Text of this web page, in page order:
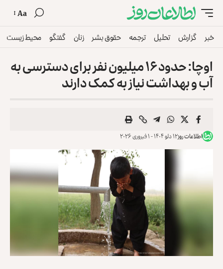
Aa
خبر گزارش تحلیل ترجمه حقوق بشر زنان گفتگو محیط زیست
اوچا: حدود ۱۶ میلیون نفر برای دسترسی به
آب و بهداشت نیاز به کمک دارند
اطلاعات روز۱۲ دلو ۱۴۰۴ - ۱ فبروری ۲۰۲۶